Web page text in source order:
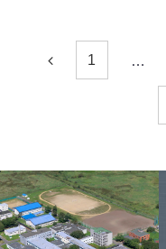
1 …